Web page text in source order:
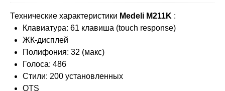
Технические характеристики Medeli M211K :
Клавиатура: 61 клавиша (touch response)
ЖК-дисплей
Полифония: 32 (макс)
Голоса: 486
Стили: 200 установленных
OTS